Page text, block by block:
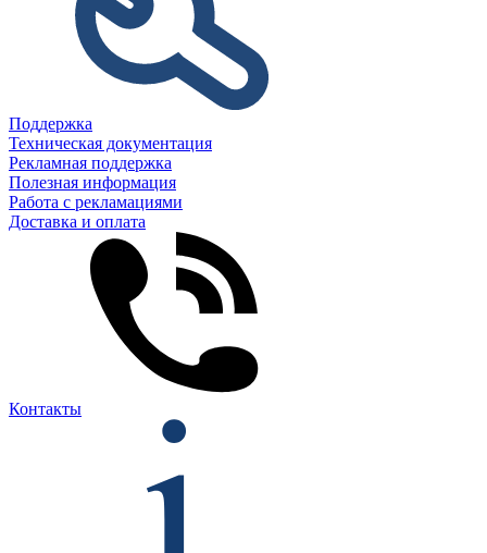
Поддержка
Техническая документация
Рекламная поддержка
Полезная информация
Работа с рекламациями
Доставка и оплата
Контакты